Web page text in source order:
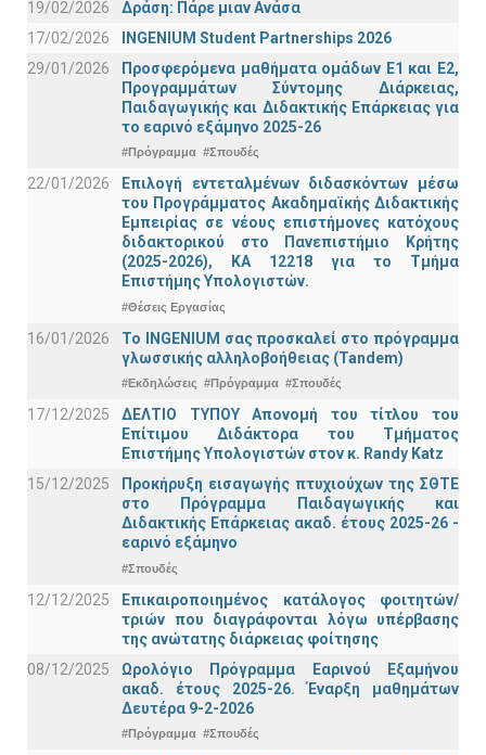
19/02/2026
Δράση: Πάρε μιαν Ανάσα
17/02/2026
INGENIUM Student Partnerships 2026
29/01/2026
Προσφερόμενα μαθήματα ομάδων Ε1 και Ε2,
Προγραμμάτων Σύντομης Διάρκειας,
Παιδαγωγικής και Διδακτικής Επάρκειας για
το εαρινό εξάμηνο 2025-26
#Πρόγραμμα #Σπουδές
22/01/2026
Επιλογή εντεταλμένων διδασκόντων μέσω
του Προγράμματος Ακαδημαϊκής Διδακτικής
Εμπειρίας σε νέους επιστήμονες κατόχους
διδακτορικού στο Πανεπιστήμιο Κρήτης
(2025-2026), ΚΑ 12218 για το Τμήμα
Επιστήμης Υπολογιστών.
#Θέσεις Εργασίας
16/01/2026
Το INGENIUM σας προσκαλεί στο πρόγραμμα
γλωσσικής αλληλοβοήθειας (Tandem)
#Εκδηλώσεις #Πρόγραμμα #Σπουδές
17/12/2025
ΔΕΛΤΙΟ ΤΥΠΟΥ Απονομή του τίτλου του
Επίτιμου Διδάκτορα του Τμήματος
Επιστήμης Υπολογιστών στον κ. Randy Katz
15/12/2025
Προκήρυξη εισαγωγής πτυχιούχων της ΣΘΤΕ
στο Πρόγραμμα Παιδαγωγικής και
Διδακτικής Επάρκειας ακαδ. έτους 2025-26 -
εαρινό εξάμηνο
#Σπουδές
12/12/2025
Επικαιροποιημένος κατάλογος φοιτητών/
τριών που διαγράφονται λόγω υπέρβασης
της ανώτατης διάρκειας φοίτησης
08/12/2025
Ωρολόγιο Πρόγραμμα Εαρινού Εξαμήνου
ακαδ. έτους 2025-26. Έναρξη μαθημάτων
Δευτέρα 9-2-2026
#Πρόγραμμα #Σπουδές